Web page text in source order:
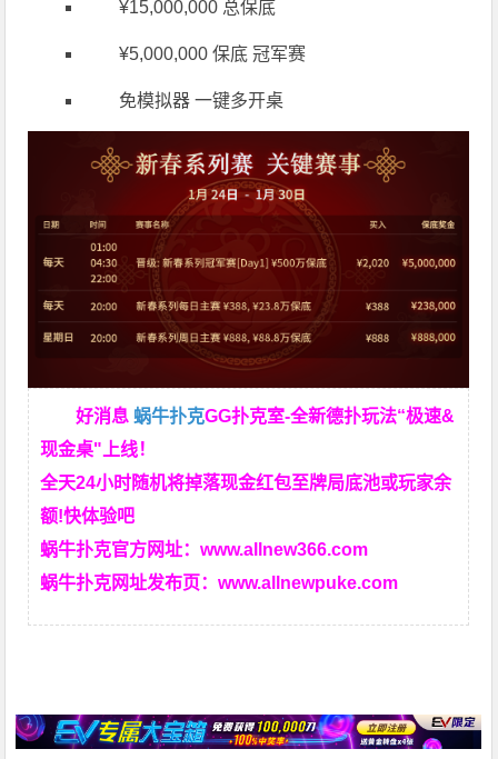
¥15,000,000 总保底
¥5,000,000 保底 冠军赛
免模拟器 一键多开桌
好消息 蜗牛扑克GG扑克室-全新德扑玩法“极速&
现金桌"上线！
全天24小时随机将掉落现金红包至牌局底池或玩家余
额!快体验吧
蜗牛扑克官方网址：www.allnew366.com
蜗牛扑克网址发布页：www.allnewpuke.com